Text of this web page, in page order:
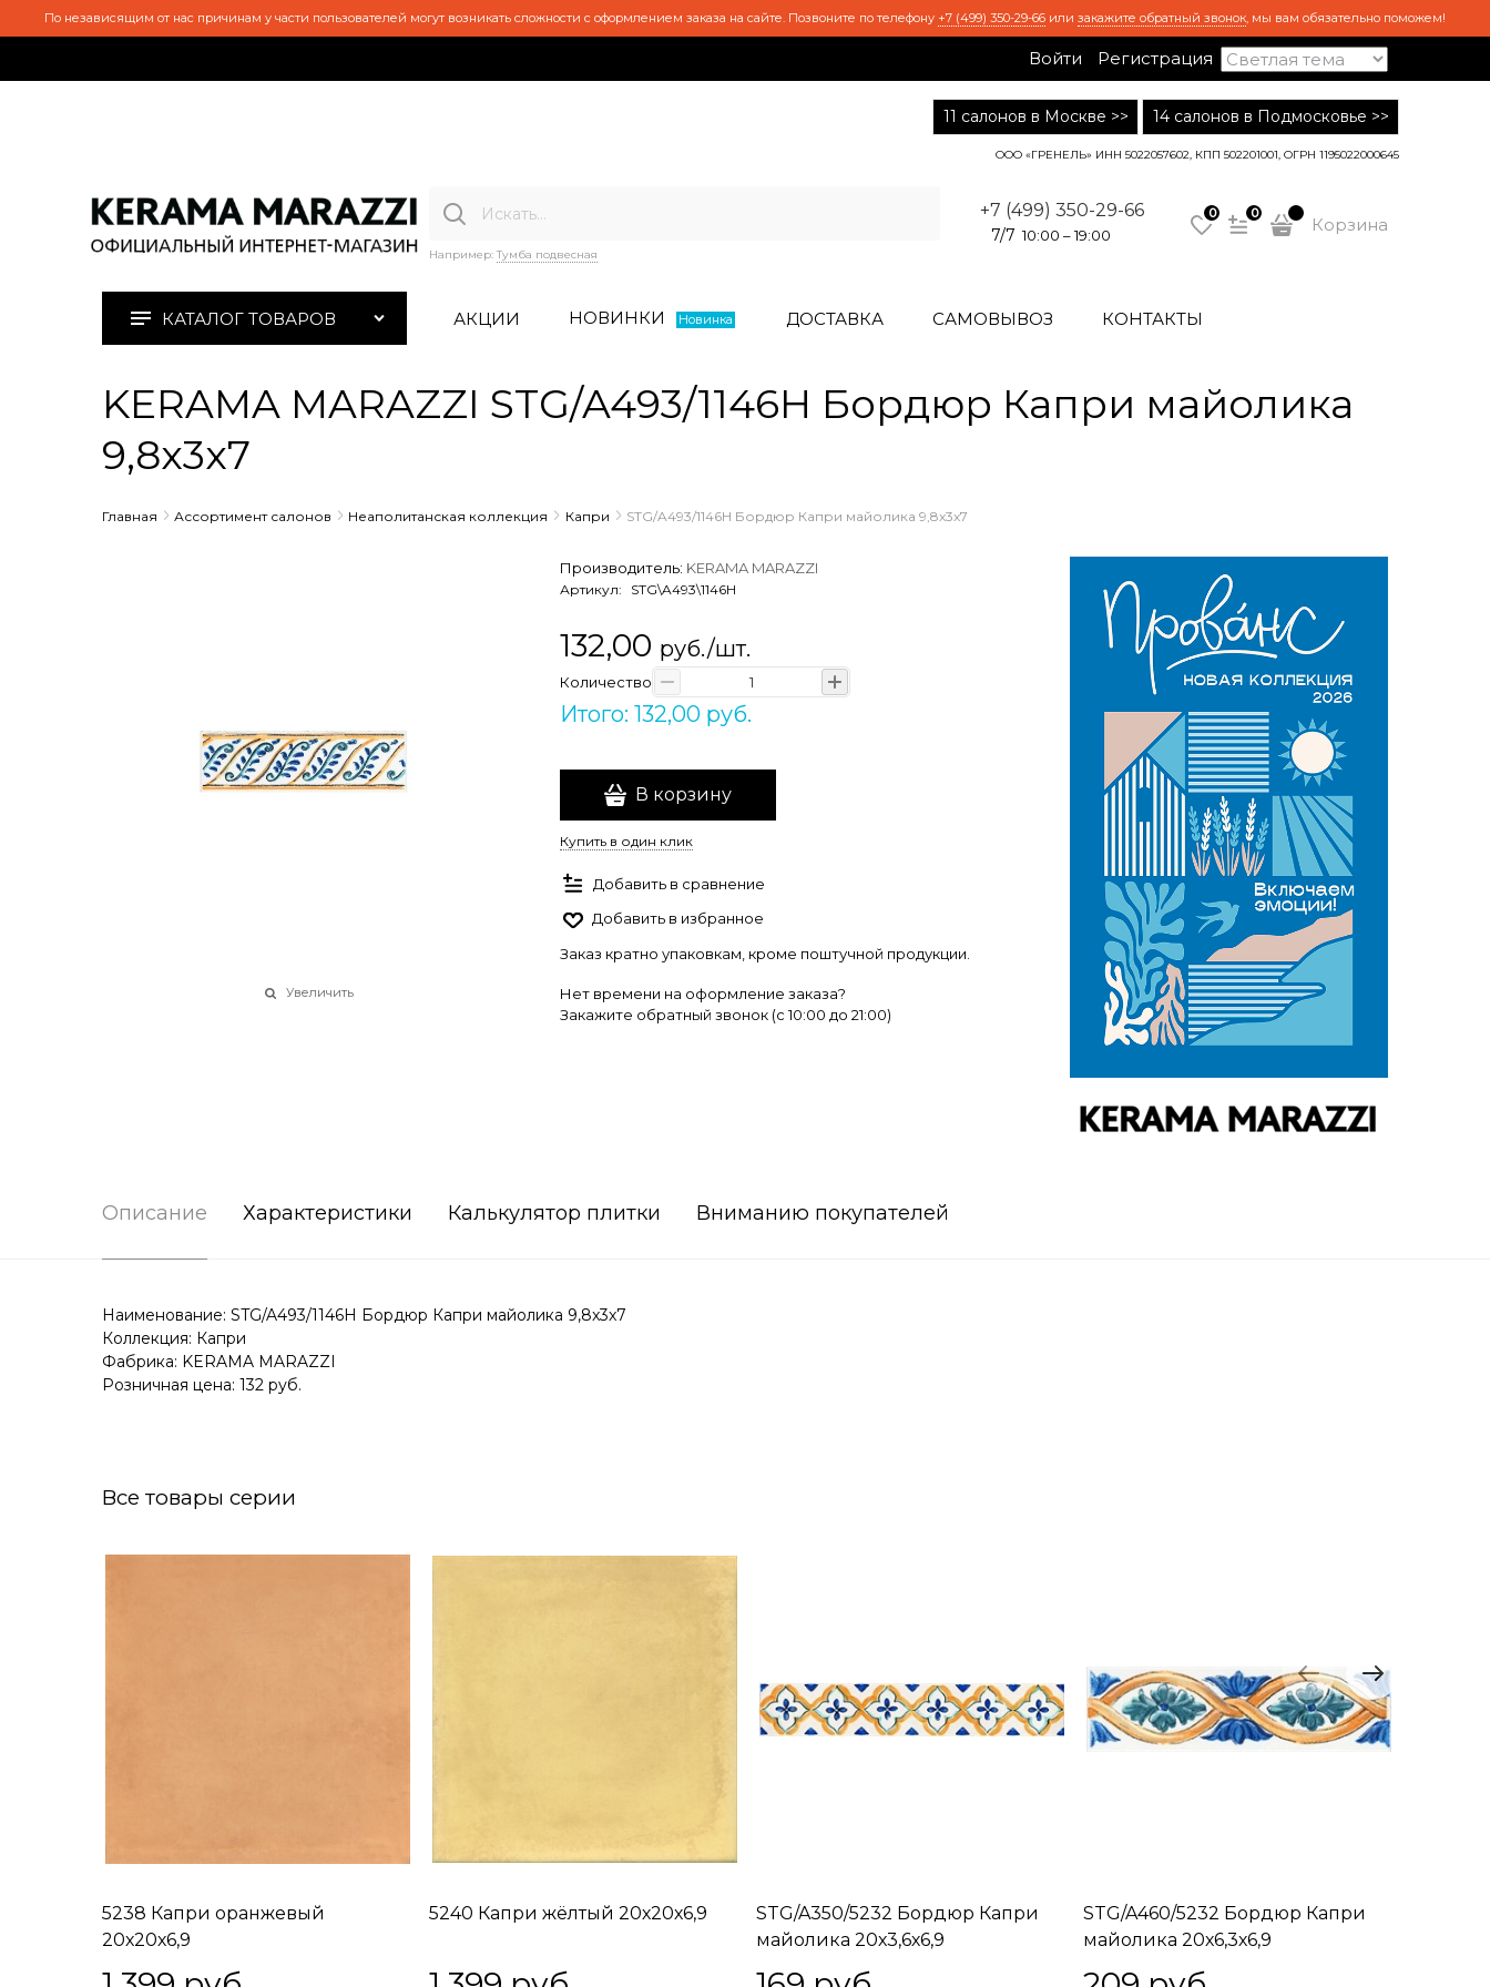
По независящим от нас причинам у части пользователей могут возникать сложности с оформлением заказа на сайте. Позвоните по телефону +7 (499) 350-29-66 или закажите обратный звонок, мы вам обязательно поможем!
Войти Регистрация
11 салонов в Москве >> 14 салонов в Подмосковье >>
ООО «ГРЕНЕЛЬ» ИНН 5022057602, КПП 502201001, ОГРН 1195022000645
Например: Тумба подвесная
+7 (499) 350-29-66
7/7 10:00 – 19:00
0 0
Корзина
КАТАЛОГ ТОВАРОВ АКЦИИ НОВИНКИ Новинка ДОСТАВКА САМОВЫВОЗ КОНТАКТЫ
KERAMA MARAZZI STG/A493/1146H Бордюр Капри майолика
9,8x3x7
Главная Ассортимент салонов Неаполитанская коллекция Капри STG/A493/1146H Бордюр Капри майолика 9,8x3x7
Увеличить
Производитель: KERAMA MARAZZI
Артикул: STG\A493\1146H
132,00 руб./шт.
Количество
Итого: 132,00 руб.
В корзину
Купить в один клик
Добавить в сравнение
Добавить в избранное
Заказ кратно упаковкам, кроме поштучной продукции.
Нет времени на оформление заказа?
Закажите обратный звонок (c 10:00 до 21:00)
Описание Характеристики Калькулятор плитки Вниманию покупателей
Наименование: STG/A493/1146H Бордюр Капри майолика 9,8x3x7
Коллекция: Капри
Фабрика: KERAMA MARAZZI
Розничная цена: 132 руб.
Все товары серии
5238 Капри оранжевый
20х20х6,9
5240 Капри жёлтый 20х20х6,9
STG/A350/5232 Бордюр Капри
майолика 20х3,6х6,9
STG/A460/5232 Бордюр Капри
майолика 20х6,3х6,9